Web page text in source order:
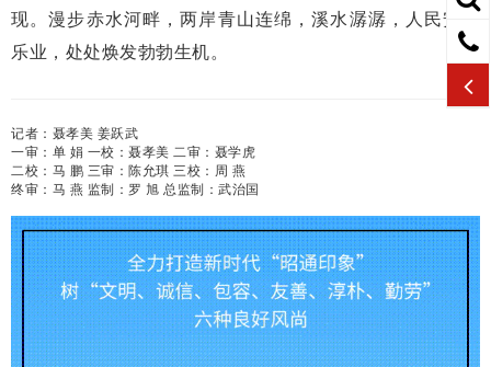
现。漫步赤水河畔，两岸青山连绵，溪水潺潺，人民安居
乐业，处处焕发勃勃生机。
记者：聂孝美 姜跃武
一审：单 娟 一校：聂孝美 二审：聂学虎
二校：马 鹏 三审：陈允琪 三校：周 燕
终审：马 燕 监制：罗 旭 总监制：武治国